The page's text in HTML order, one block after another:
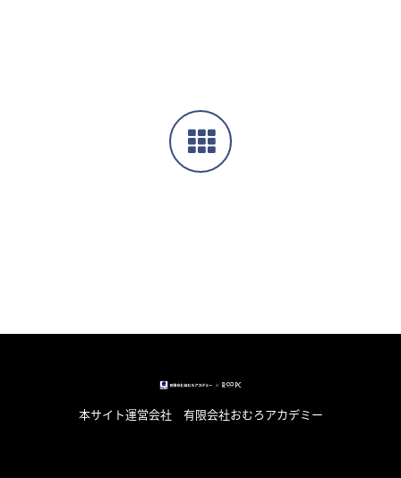
本サイト運営会社 有限会社おむろアカデミー